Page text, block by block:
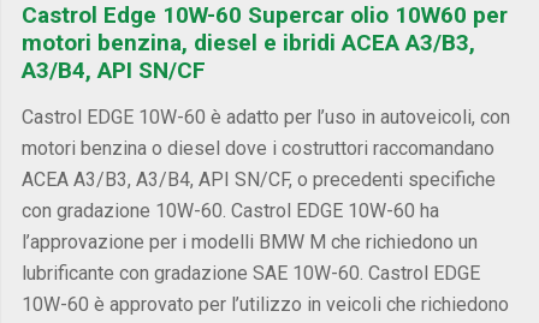
Castrol Edge 10W-60 Supercar olio 10W60 per
motori benzina, diesel e ibridi ACEA A3/B3,
A3/B4, API SN/CF
Castrol EDGE 10W-60 è adatto per l’uso in autoveicoli, con
motori benzina o diesel dove i costruttori raccomandano
ACEA A3/B3, A3/B4, API SN/CF, o precedenti specifiche
con gradazione 10W-60. Castrol EDGE 10W-60 ha
l’approvazione per i modelli BMW M che richiedono un
lubrificante con gradazione SAE 10W-60. Castrol EDGE
10W-60 è approvato per l’utilizzo in veicoli che richiedono